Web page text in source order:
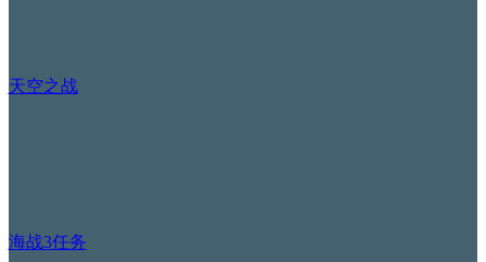
天空之战
海战3任务